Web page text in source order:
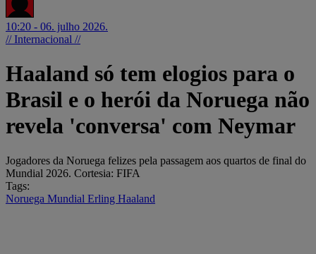
10:20 - 06. julho 2026.
// Internacional //
Haaland só tem elogios para o
Brasil e o herói da Noruega não
revela 'conversa' com Neymar
Jogadores da Noruega felizes pela passagem aos quartos de final do
Mundial 2026. Cortesia: FIFA
Tags:
Noruega Mundial Erling Haaland